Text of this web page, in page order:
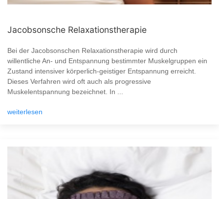
Jacobsonsche Relaxationstherapie
Bei der Jacobsonschen Relaxationstherapie wird durch
willentliche An- und Entspannung bestimmter Muskelgruppen ein
Zustand intensiver körperlich-geistiger Entspannung erreicht.
Dieses Verfahren wird oft auch als progressive
Muskelentspannung bezeichnet. In ...
weiterlesen